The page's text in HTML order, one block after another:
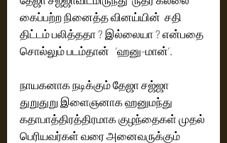
கைப்பற்ற நினைத்த வினய்யின்  சதி
திட்டம் பலித்ததா ? இல்லையா ? என்பதை
சொல்லும் படம்தான்   ‘ஹனு-மான்’.
நாயகனாக நடிக்கும் தேஜா சஜ்ஜா
துறுதுறு இளைஞனாக ஹனுமந்து
கதாபாத்திரத்திரமாக குழந்தைகள் முதல்
பெரியவர்கள் வரை அனைவருக்கும்